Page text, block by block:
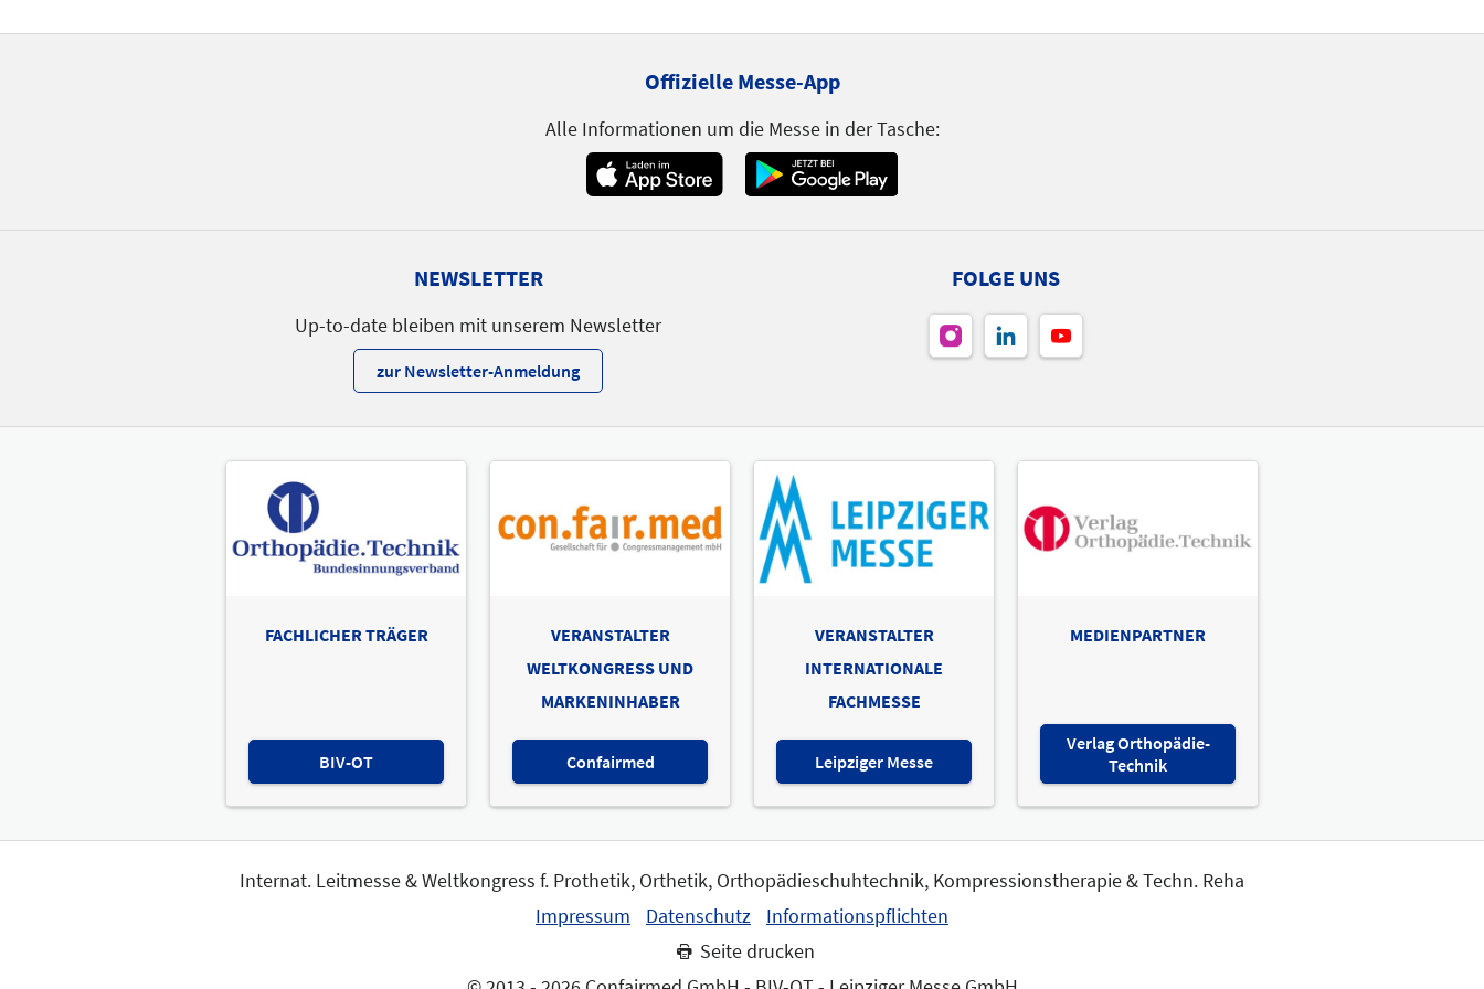
Offizielle Messe-App
Alle Informationen um die Messe in der Tasche:
NEWSLETTER
Up-to-date bleiben mit unserem Newsletter
zur Newsletter-Anmeldung
FOLGE UNS
FACHLICHER TRÄGER
BIV-OT
VERANSTALTER
WELTKONGRESS UND
MARKENINHABER
Confairmed
VERANSTALTER
INTERNATIONALE
FACHMESSE
Leipziger Messe
MEDIENPARTNER
Verlag Orthopädie-
Technik
Internat. Leitmesse & Weltkongress f. Prothetik, Orthetik, Orthopädieschuhtechnik, Kompressionstherapie & Techn. Reha
Impressum
Datenschutz
Informationspflichten
Seite drucken